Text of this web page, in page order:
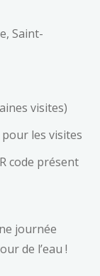
Saint-
visites)
les visites
code présent
journée
de l’eau !